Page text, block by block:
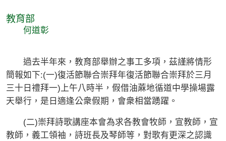
教育部
何道彰
過去半年來，教育部舉辦之事工多項，茲謹將情形
簡報如下:(一)復活節聯合崇拜年復活節聯合崇拜於三月
三十日禮拜一)上午八時半，假借油蔴地循道中學操場露
天舉行，是日適逢公衆假期，會衆相當踴躍。
(二)崇拜詩歌講座本會為求各教會牧師，宣教師，宣
教師，義工領袖，詩班長及琴師等，對歌有更深之認識